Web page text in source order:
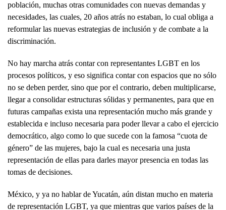
población, muchas otras comunidades con nuevas demandas y
necesidades, las cuales, 20 años atrás no estaban, lo cual obliga a
reformular las nuevas estrategias de inclusión y de combate a la
discriminación.
No hay marcha atrás contar con representantes LGBT en los
procesos políticos, y eso significa contar con espacios que no sólo
no se deben perder, sino que por el contrario, deben multiplicarse,
llegar a consolidar estructuras sólidas y permanentes, para que en
futuras campañas exista una representación mucho más grande y
establecida e incluso necesaria para poder llevar a cabo el ejercicio
democrático, algo como lo que sucede con la famosa “cuota de
género” de las mujeres, bajo la cual es necesaria una justa
representación de ellas para darles mayor presencia en todas las
tomas de decisiones.
México, y ya no hablar de Yucatán, aún distan mucho en materia
de representación LGBT, ya que mientras que varios países de la